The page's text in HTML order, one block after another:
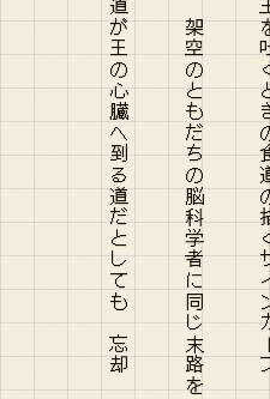
人魚の喉が水晶
トローチと機雷 架空のともだちの脳科学者に同じ末路を
だとしても 王道が王の心臓へ到る道だとしても 忘却